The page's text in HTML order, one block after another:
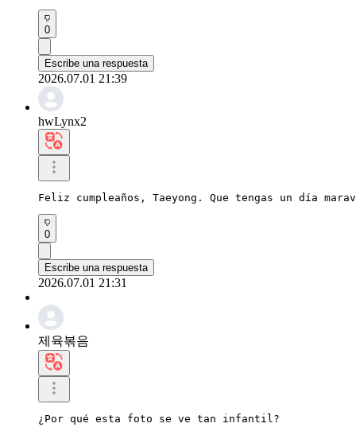
0
Escribe una respuesta
2026.07.01 21:39
hwLynx2
Feliz cumpleaños, Taeyong. Que tengas un día
0
Escribe una respuesta
2026.07.01 21:31
제육볶음
¿Por qué esta foto se ve tan infantil?